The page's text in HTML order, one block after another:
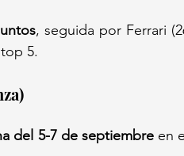
, seguida por Ferrari
5.
del 5-7 de septiembre en el